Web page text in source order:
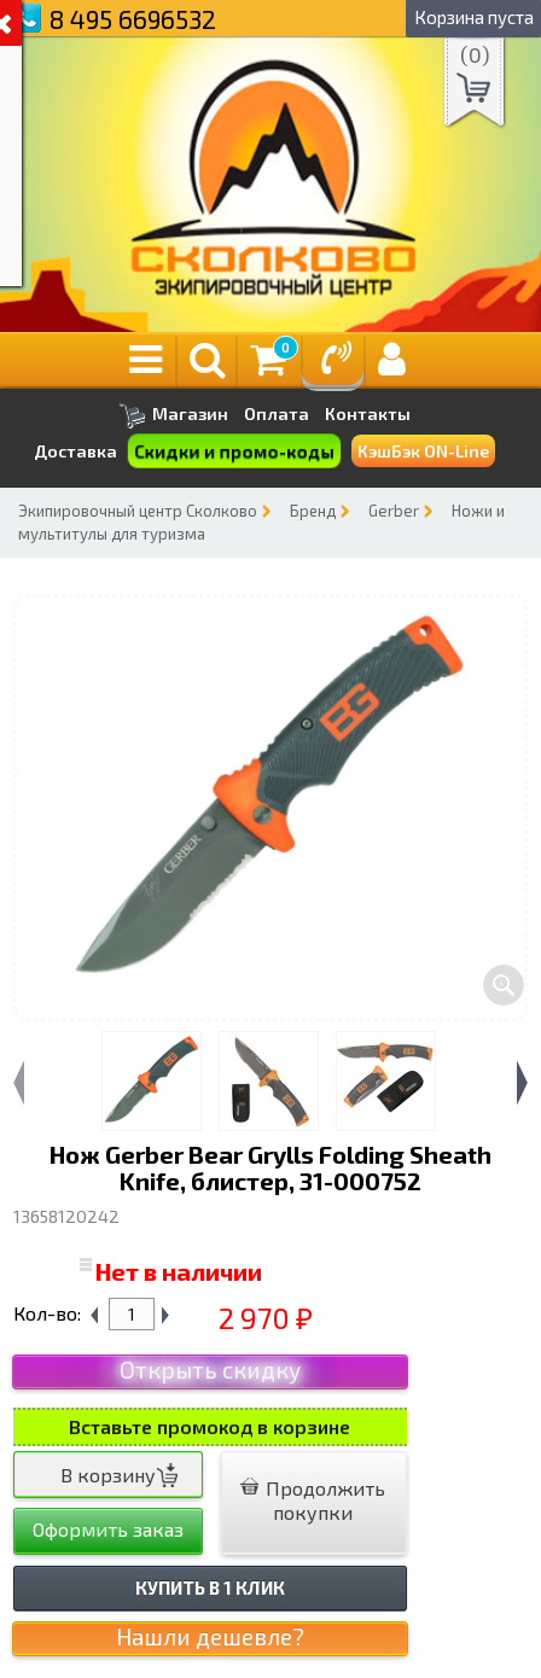
8 495 6696532 Корзина пуста
(0)
0
Магазин Оплата
Контакты
Доставка
Скидки и промо-коды КэшБэк ON-Line
Экипировочный центр Сколково Бренд Gerber
Ножи и
мультитулы для туризма
Нож Gerber Bear Grylls Folding Sheath
Knife, блистер, 31-000752
13658120242
Нет в наличии
Кол-во: 2 970₽
Открыть скидку
Вставьте промокод в корзине
Оформить заказ
Продолжить
покупки
КУПИТЬ В 1 КЛИК